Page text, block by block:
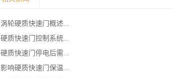
涡轮硬质快速门概述...
硬质快速门控制系统...
硬质快速门停电后需...
影响硬质快速门保温...